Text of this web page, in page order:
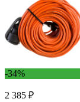
-34%
2 385 ₽